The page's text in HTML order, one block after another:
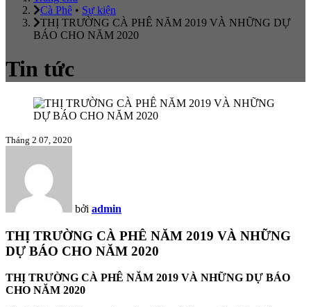
Cà Phê • Sự kiện
THỊ TRƯỜNG CÀ PHÊ NĂM 2019 VÀ NHỮNG DỰ
BÁO CHO NĂM 2020
Tin tức
Tháng 2 07, 2020
bởi admin
THỊ TRƯỜNG CÀ PHÊ NĂM 2019 VÀ NHỮNG
DỰ BÁO CHO NĂM 2020
THỊ TRƯỜNG CÀ PHÊ NĂM 2019 VÀ NHỮNG DỰ BÁO
CHO NĂM 2020